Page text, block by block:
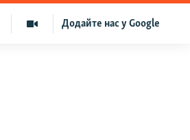
Додайте нас у Google